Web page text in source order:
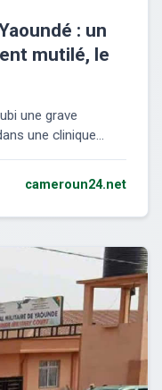
: un
mutilé, le
une grave
une clinique...
cameroun24.net